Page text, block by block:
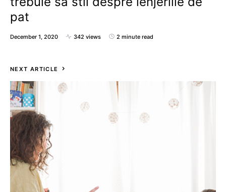
pat
December 1, 2020 342 views 2 minute read
NEXT ARTICLE